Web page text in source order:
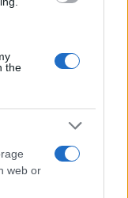
the
web or